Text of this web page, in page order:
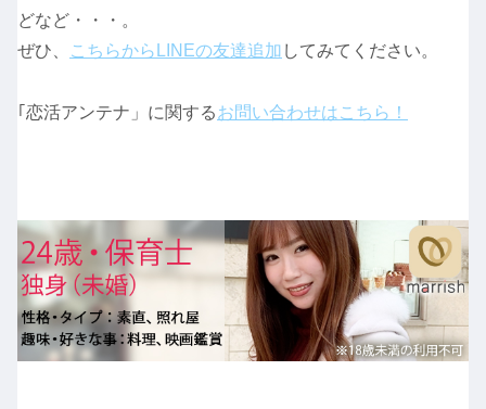
どなど・・・。
ぜひ、
こちらからLINEの友達追加 してみてください。
｢恋活アンテナ」に関するお問い合わせはこちら！